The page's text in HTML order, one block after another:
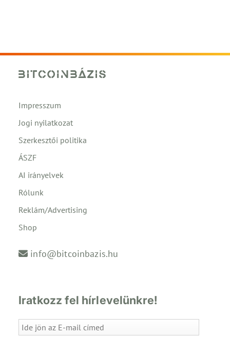
Impresszum
Jogi nyilatkozat
Szerkesztői politika
ÁSZF
AI irányelvek
Rólunk
Reklám/Advertising
Shop
info@bitcoinbazis.hu
Iratkozz fel hírlevelünkre!